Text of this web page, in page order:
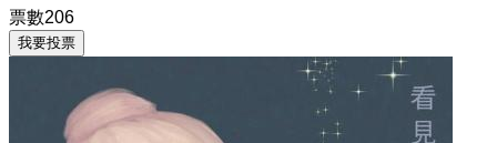
票數206
我要投票